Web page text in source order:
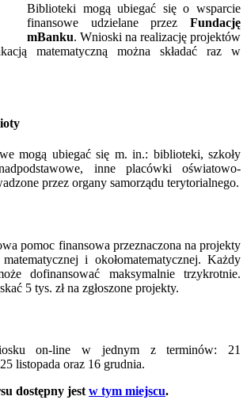
Biblioteki mogą ubiegać się o wsparcie
finansowe udzielane przez Fundację
mBanku. Wnioski na realizację projektów
matematyczną można składać raz w
mogą ubiegać się m. in.: biblioteki, szkoły
inne placówki oświatowo-
przez organy samorządu terytorialnego.
pomoc finansowa przeznaczona na projekty
i okołomatematycznej. Każdy
dofinansować maksymalnie trzykrotnie.
5 tys. zł na zgłoszone projekty.
on-line w jednym z terminów: 21
listopada oraz 16 grudnia.
dostępny jest w tym miejscu.